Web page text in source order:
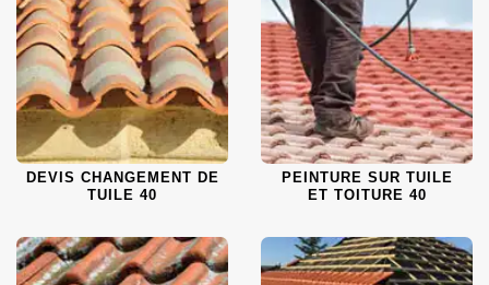
DEVIS CHANGEMENT DE
TUILE 40
PEINTURE SUR TUILE
ET TOITURE 40